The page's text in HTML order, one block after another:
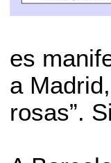
es
a
rosas”.